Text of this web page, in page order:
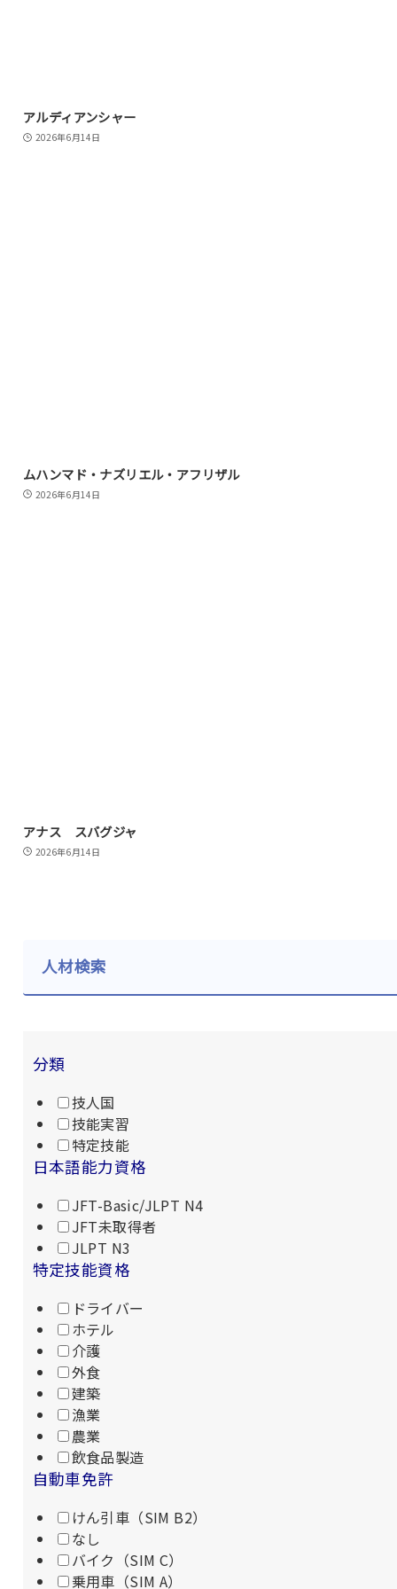
アルディアンシャー
2026年6月14日
ムハンマド・ナズリエル・アフリザル
2026年6月14日
アナス スバグジャ
2026年6月14日
人材検索
分類
技人国
技能実習
特定技能
日本語能力資格
JFT-Basic/JLPT N4
JFT未取得者
JLPT N3
特定技能資格
ドライバー
ホテル
介護
外食
建築
漁業
農業
飲食品製造
自動車免許
けん引車（SIM B2）
なし
バイク（SIM C）
乗用車（SIM A）